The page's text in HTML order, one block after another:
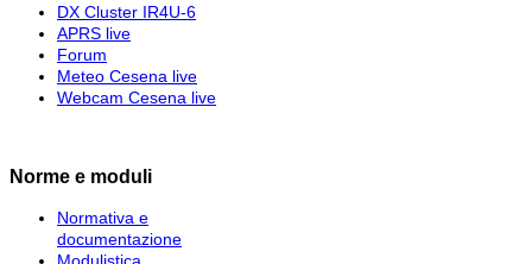
DX Cluster IR4U-6
APRS live
Forum
Meteo Cesena live
Webcam Cesena live
Norme e moduli
Normativa e
documentazione
Modulistica